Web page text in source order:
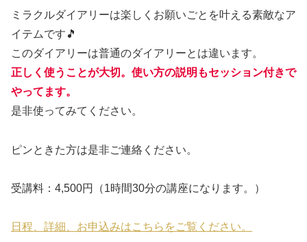
ミラクルダイアリーは楽しくお願いごとを叶える素敵なア
イテムです🎵
このダイアリーは普通のダイアリーとは違います。
正しく使うことが大切。使い方の説明もセッション付きで
やってます。
是非使ってみてください。
ピンときた方は是非ご連絡ください。
受講料：4,500円（1時間30分の講座になります。）
日程、詳細、お申込みはこちらをご覧ください。